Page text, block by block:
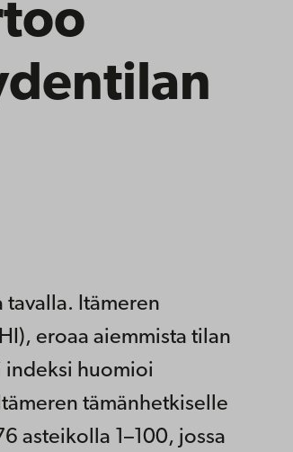
Itämeren
eroaa aiemmista tilan
indeksi huomioi
tämänhetkiselle
asteikolla 1–100, jossa